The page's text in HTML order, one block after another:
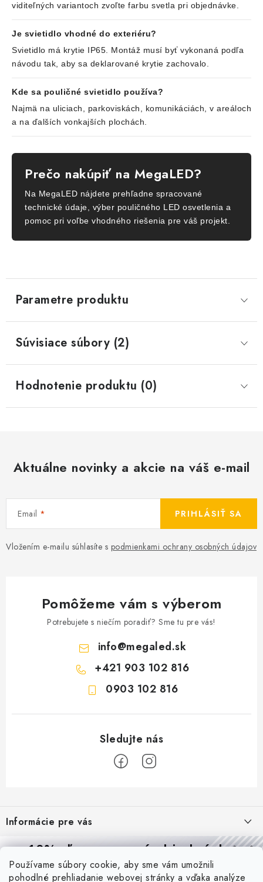
Používame súbory cookie, aby sme vám umožnili
pohodlné prehliadanie webovej stránky a vďaka analýze
viditeľných variantoch zvoľte farbu svetla pri objednávke.
Je svietidlo vhodné do exteriéru?
Svietidlo má krytie IP65. Montáž musí byť vykonaná podľa
návodu tak, aby sa deklarované krytie zachovalo.
Kde sa pouličné svietidlo používa?
Najmä na uliciach, parkoviskách, komunikáciách, v areáloch
a na ďalších vonkajších plochách.
Prečo nakúpiť na MegaLED?
Na MegaLED nájdete prehľadne spracované
technické údaje, výber pouličného LED osvetlenia a
pomoc pri voľbe vhodného riešenia pre váš projekt.
Parametre produktu
Súvisiace súbory (2)
Hodnotenie produktu (0)
Aktuálne novinky a akcie na váš e-mail
Email
Vložením e-mailu súhlasíte s podmienkami ochrany osobných údajov
PRIHLÁSIŤ SA
Pomôžeme vám s výberom
Potrebujete s niečím poradiť? Sme tu pre vás!
info@megaled.sk
+421 903 102 816
0903 102 816
p
ä
Informácie pre vás
Reklamácie a formulár na odstúpenie od zmluvy
Obchodné podmienky
10% zľavana prvú objednávku
Prihláste sa azískajtezľavu aj praktické tipy,vďaka ktorým